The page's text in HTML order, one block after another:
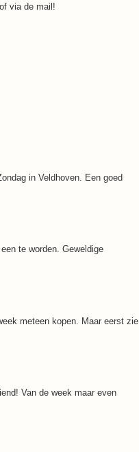
via de mail!
in Veldhoven. Een goed
te worden. Geweldige
meteen kopen. Maar eerst zie
Van de week maar even